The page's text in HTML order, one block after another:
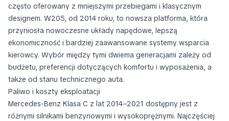
często oferowany z mniejszymi przebiegami i klasycznym
designem. W205, od 2014 roku, to nowsza platforma, która
przyniosła nowoczesne układy napędowe, lepszą
ekonomiczność i bardziej zaawansowane systemy wsparcia
kierowcy. Wybór między tymi dwiema generacjami zależy od
budżetu, preferencji dotyczących komfortu i wyposażenia, a
także od stanu technicznego auta.
Paliwo i koszty eksploatacji
Mercedes-Benz Klasa C z lat 2014–2021 dostępny jest z
różnymi silnikami benzynowymi i wysokoprężnymi. Najczęściej